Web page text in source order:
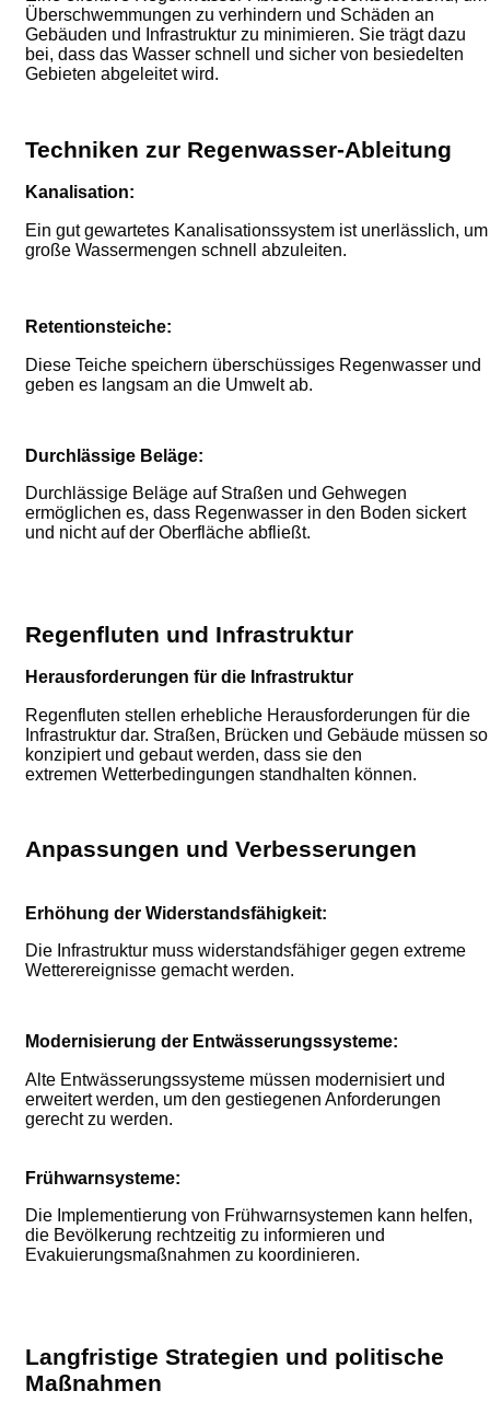
Überschwemmungen zu verhindern und Schäden an
Gebäuden und Infrastruktur zu minimieren. Sie trägt dazu
bei, dass das Wasser schnell und sicher von besiedelten
Gebieten abgeleitet wird.
Techniken zur Regenwasser-Ableitung
Kanalisation:
Ein gut gewartetes Kanalisationssystem ist unerlässlich, um
große Wassermengen schnell abzuleiten.
Retentionsteiche:
Diese Teiche speichern überschüssiges Regenwasser und
geben es langsam an die Umwelt ab.
Durchlässige Beläge:
Durchlässige Beläge auf Straßen und Gehwegen
ermöglichen es, dass Regenwasser in den Boden sickert
und nicht auf der Oberfläche abfließt.
Regenfluten und Infrastruktur
Herausforderungen für die Infrastruktur
Regenfluten stellen erhebliche Herausforderungen für die
Infrastruktur dar. Straßen, Brücken und Gebäude müssen so
konzipiert und gebaut werden, dass sie den
extremen Wetterbedingungen standhalten können.
Anpassungen und Verbesserungen
Erhöhung der Widerstandsfähigkeit:
Die Infrastruktur muss widerstandsfähiger gegen extreme
Wetterereignisse gemacht werden.
Modernisierung der Entwässerungssysteme:
Alte Entwässerungssysteme müssen modernisiert und
erweitert werden, um den gestiegenen Anforderungen
gerecht zu werden.
Frühwarnsysteme:
Die Implementierung von Frühwarnsystemen kann helfen,
die Bevölkerung rechtzeitig zu informieren und
Evakuierungsmaßnahmen zu koordinieren.
Langfristige Strategien und politische
Maßnahmen